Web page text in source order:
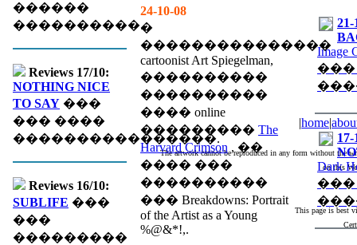
������
����������.
Reviews 17/10:
NOTHING NICE
TO SAY ���
��� ����
����������������.
Reviews 16/10:
SUBLIFE ���
���
���������
24-10-08
�
���������������
cartoonist Art Spiegelman,
����������
����������
���� online
��������� The
Harvard Crimson , ��
���� ���
����������
��� Breakdowns: Portrait
of the Artist as a Young
%@&*!,.
21-
Image
17-
Dark
|home|
The artwork cannot be reproduced in any form without the
on this
This page is best